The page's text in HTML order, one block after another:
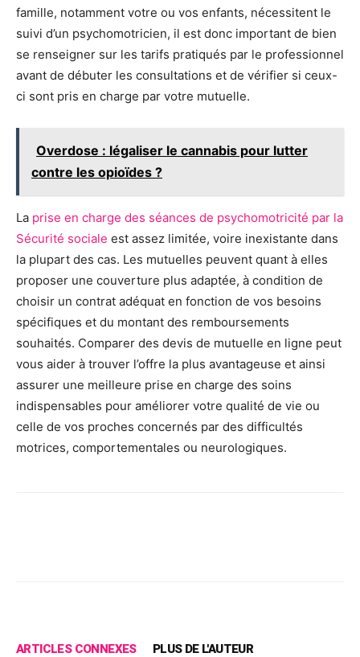
famille, notamment votre ou vos enfants, nécessitent le
suivi d’un psychomotricien, il est donc important de bien
se renseigner sur les tarifs pratiqués par le professionnel
avant de débuter les consultations et de vérifier si ceux-
ci sont pris en charge par votre mutuelle.
Overdose : légaliser le cannabis pour lutter
contre les opioïdes ?
La prise en charge des séances de psychomotricité par la
Sécurité sociale est assez limitée, voire inexistante dans
la plupart des cas. Les mutuelles peuvent quant à elles
proposer une couverture plus adaptée, à condition de
choisir un contrat adéquat en fonction de vos besoins
spécifiques et du montant des remboursements
souhaités. Comparer des devis de mutuelle en ligne peut
vous aider à trouver l’offre la plus avantageuse et ainsi
assurer une meilleure prise en charge des soins
indispensables pour améliorer votre qualité de vie ou
celle de vos proches concernés par des difficultés
motrices, comportementales ou neurologiques.
ARTICLES CONNEXES PLUS DE L'AUTEUR